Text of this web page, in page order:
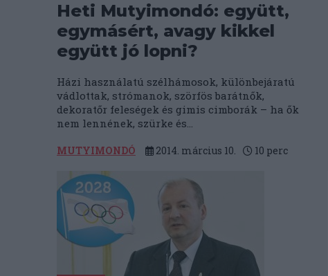
Heti Mutyimondó: együtt,
egymásért, avagy kikkel
együtt jó lopni?
Házi használatú szélhámosok, különbejáratú
vádlottak, strómanok, szörfös barátnők,
dekoratőr feleségek és gimis cimborák – ha ők
nem lennének, szürke és...
MUTYIMONDÓ 2014. március 10. 10 perc